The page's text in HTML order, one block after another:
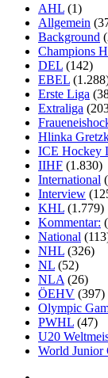
AHL (1)
Allgemein
Background
Champions
DEL (142)
EBEL
Erste Liga
Extraliga
Hlinka
ICE Hockey
IIHF (1.830)
International
Interview
KHL (1.779)
Kommentar:
National
NHL (326)
NL (52)
NLA (26)
ÖEHV (397)
Olympic
PWHL (47)
U20
World Junior